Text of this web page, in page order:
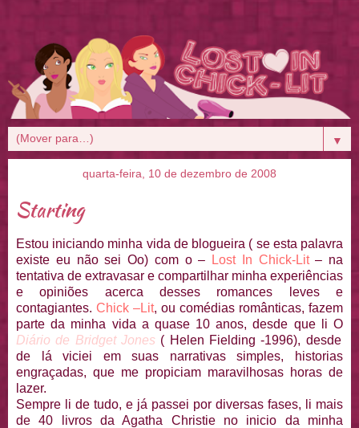
▼
quarta-feira, 10 de dezembro de 2008
Starting
Estou iniciando minha vida de blogueira ( se esta palavra
existe eu não sei Oo) com o– Lost In Chick-Lit– na
tentativa de extravasar e compartilhar minha experiências
e opiniões acerca desses
romances leves e
contagiantes. Chick –Lit, ou comédias românticas, fazem
parte da minha vida a quase 10 anos, desde que li O
Diário de Bridget Jones ( Helen Fielding -1996), desde
de lá viciei em suas narrativas simples, historias
engraçadas, que me propiciam maravilhosas horas de
lazer.
Sempre li de tudo, e já passei por diversas fases, li mais
de 40 livros da Agatha Christie no inicio da minha